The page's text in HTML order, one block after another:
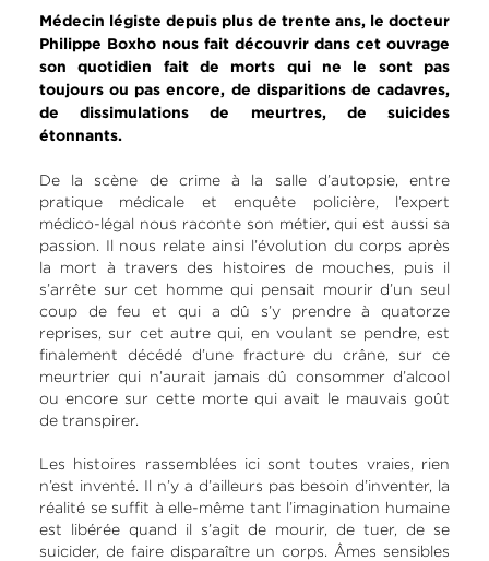
Médecin légiste depuis plus de trente ans, le docteur
Philippe Boxho nous fait découvrir dans cet ouvrage
son quotidien fait de morts qui ne le sont pas
toujours ou pas encore, de disparitions de cadavres,
de dissimulations de meurtres, de suicides
étonnants.
De la scène de crime à la salle d’autopsie, entre
pratique médicale et enquête policière, l’expert
médico-légal nous raconte son métier, qui est aussi sa
passion. Il nous relate ainsi l’évolution du corps après
la mort à travers des histoires de mouches, puis il
s’arrête sur cet homme qui pensait mourir d’un seul
coup de feu et qui a dû s’y prendre à quatorze
reprises, sur cet autre qui, en voulant se pendre, est
finalement décédé d’une fracture du crâne, sur ce
meurtrier qui n’aurait jamais dû consommer d’alcool
ou encore sur cette morte qui avait le mauvais goût
de transpirer.
Les histoires rassemblées ici sont toutes vraies, rien
n’est inventé. Il n’y a d’ailleurs pas besoin d’inventer, la
réalité se suffit à elle-même tant l’imagination humaine
est libérée quand il s’agit de mourir, de tuer, de se
suicider, de faire disparaître un corps. Âmes sensibles